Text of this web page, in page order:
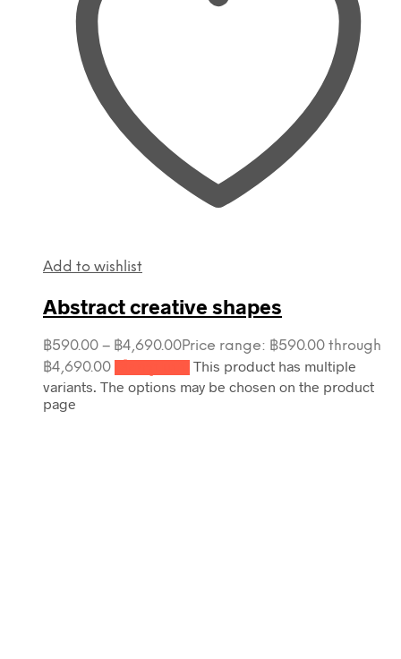
Add to wishlist
Abstract creative shapes
฿590.00 – ฿4,690.00Price range: ฿590.00 through
฿4,690.00
This product has multiple
variants. The options may be chosen on the product
page